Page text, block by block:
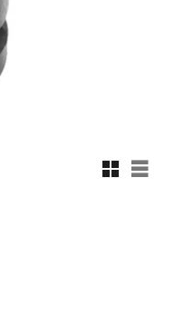
Rutnätsvy
Listvy